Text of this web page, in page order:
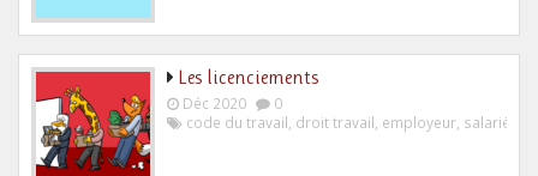
Les licenciements
Déc 2020
0
code du travail droit travail employeur salarié